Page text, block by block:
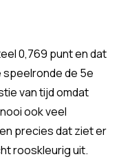
0,769 punt en dat
speelronde de 5e
van tijd omdat
ook veel
precies dat ziet er
rooskleurig uit.